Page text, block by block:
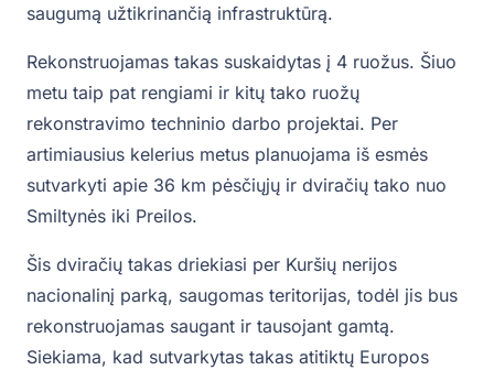
saugumą užtikrinančią infrastruktūrą.
Rekonstruojamas takas suskaidytas į 4 ruožus. Šiuo
metu taip pat rengiami ir kitų tako ruožų
rekonstravimo techninio darbo projektai. Per
artimiausius kelerius metus planuojama iš esmės
sutvarkyti apie 36 km pėsčiųjų ir dviračių tako nuo
Smiltynės iki Preilos.
Šis dviračių takas driekiasi per Kuršių nerijos
nacionalinį parką, saugomas teritorijas, todėl jis bus
rekonstruojamas saugant ir tausojant gamtą.
Siekiama, kad sutvarkytas takas atitiktų Europos